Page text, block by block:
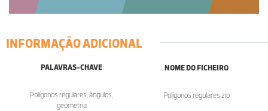
INFORMAÇÃO ADICIONAL
PALAVRAS-CHAVE
Polígonos regulares, ângulos,
geometria
NOME DO FICHEIRO
Polígonos regulares.zip